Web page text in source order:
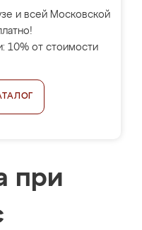
и всей Московской
10% от стоимости
при